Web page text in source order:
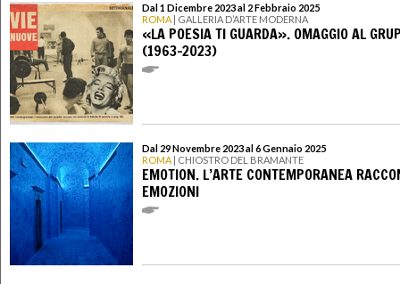
Dal 1 Dicembre 2023 al 2 Febbraio 2025
ROMA | GALLERIA D’ARTE MODERNA
«LA POESIA TI GUARDA». OMAGGIO AL
(1963-2023)
Dal 29 Novembre 2023 al 6 Gennaio 2025
ROMA | CHIOSTRO DEL BRAMANTE
EMOTION. L’ARTE CONTEMPORANEA
EMOZIONI